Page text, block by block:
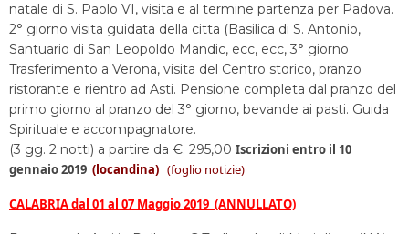
natale di S. Paolo VI, visita e al termine partenza per Padova.
2° giorno visita guidata della citta (Basilica di S. Antonio,
Santuario di San Leopoldo Mandic, ecc, ecc, 3° giorno
Trasferimento a Verona, visita del Centro storico, pranzo
ristorante e rientro ad Asti. Pensione completa dal pranzo del
primo giorno al pranzo del 3° giorno, bevande ai pasti. Guida
Spirituale e accompagnatore.
(3 gg. 2 notti) a partire da €. 295,00 Iscrizioni entro il 10
gennaio 2019 (locandina) (foglio notizie)
CALABRIA dal 01 al 07 Maggio 2019 (ANNULLATO)